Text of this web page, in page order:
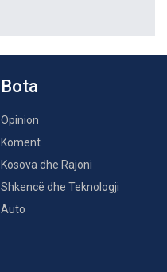
Bota
Opinion
Koment
Kosova dhe Rajoni
Shkencë dhe Teknologji
Auto